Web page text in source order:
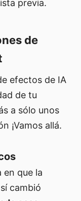
previa.
de
efectos de IA
de tu
a sólo unos
¡Vamos allá.
en que la
cambió